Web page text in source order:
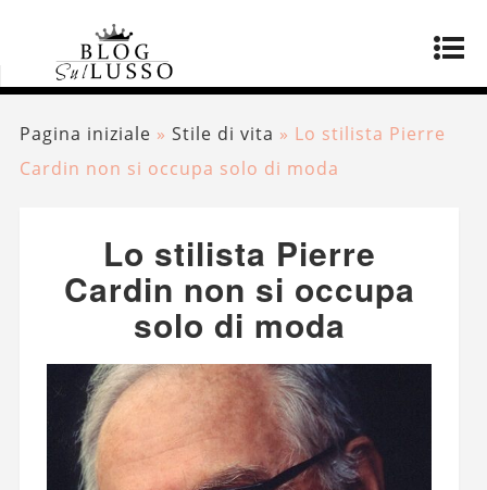
Pagina iniziale » Stile di vita » Lo stilista Pierre
Cardin non si occupa solo di moda
Lo stilista Pierre
Cardin non si occupa
solo di moda